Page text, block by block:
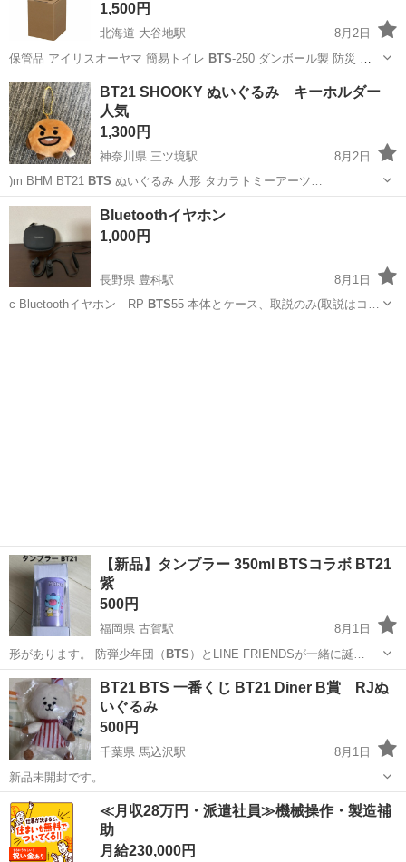
1,500円
北海道 大谷地駅
8月2日
保管品 アイリスオーヤマ 簡易トイレ BTS-250 ダンボール製 防災 グ
ッズ …
北海道 札幌市 トイレ
BT21 SHOOKY ぬいぐるみ キーホルダー
人気
1,300円
神奈川県 三ツ境駅
8月2日
)m BHM BT21 BTS ぬいぐるみ 人形 タカラトミーアーツ…
神奈川 横浜市
Bluetoothイヤホン
1,000円
長野県 豊科駅
8月1日
c Bluetoothイヤホン RP-BTS55 本体とケース、取説のみ(取説はコ…
【新品】タンブラー 350ml BTSコラボ BT21
紫
500円
福岡県 古賀駅
8月1日
形があります。 防弾少年団（ BTS ）とLINE FRIENDSが一緒に誕…
福岡 古賀市 食器
BT21 BTS 一番くじ BT21 Diner B賞 RJぬ
いぐるみ
500円
千葉県 馬込沢駅
8月1日
新品未開封です。
千葉 船橋市 馬込沢駅 おもちゃ
≪月収28万円・派遣社員≫機械操作・製造補
助
月給230,000円